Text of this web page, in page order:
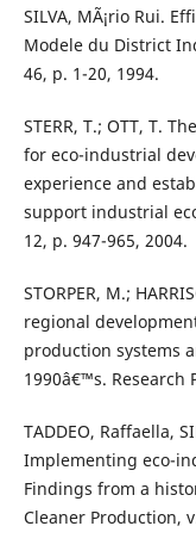
SILVA, MÃ¡rio Rui.
Modele du District
46, p. 1-20, 1994.
STERR, T.; OTT, T.
for eco-industrial
experience and
support industrial
12, p. 947-965, 2004.
STORPER, M.;
regional
production systems
1990â€™s. Research
TADDEO, Raffaella,
Implementing eco-
Findings from a
Cleaner Production,